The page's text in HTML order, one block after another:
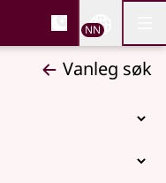
og
NN
Vanleg søk